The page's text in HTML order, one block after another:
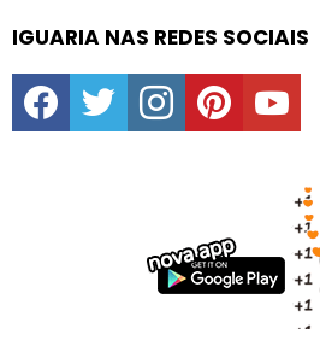
IGUARIA NAS REDES SOCIAIS
facebooktwitter instagrampinterest